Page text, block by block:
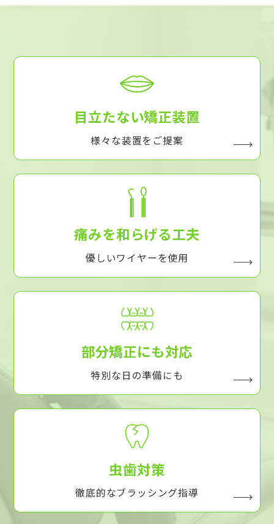
目立たない矯正装置
様々な装置をご提案
痛みを和らげる工夫
優しいワイヤーを使用
部分矯正にも対応
特別な日の準備にも
虫歯対策
徹底的なブラッシング指導